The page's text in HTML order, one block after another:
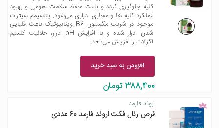
کلیه جلوگیری کرده و باعث حفظ سلامت عمومی و بهبود
عملکرد کلیه ها و مجاری ادراری می‌شود. پتاسیمم سیترات
موجود در شربت مگستون B6 ویتابیوتیک باعث قلیایی
شدن ادرار شده و با افزایش pH ادرار، حلالیت کلسیم
اگزالات را افزایش می‌دهد.
افزودن به سبد خرید
388,400 تومان
اروند فارمد
قرص رنال فکت اروند فارمد 60 عددی